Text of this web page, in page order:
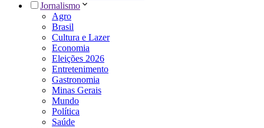
Jornalismo
Agro
Brasil
Cultura e Lazer
Economia
Eleições 2026
Entretenimento
Gastronomia
Minas Gerais
Mundo
Política
Saúde